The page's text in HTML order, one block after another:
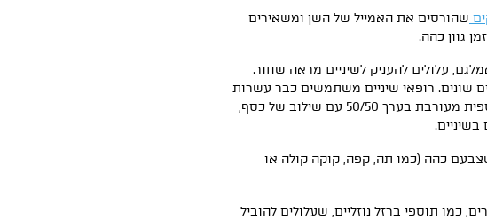
שהורסים את האמייל של השן ומשאירים
גוון כהה.
עלולים להעניק לשיניים מראה שחור.
שונים. רופאי שיניים משתמשים כבר עשרות
בשנים בסגסוגת של כספית בגוון כסוף (כספית מעורבת בערך 50/50 עם שילוב של כסף,
כהה (כמו תה, קפה, קוקה קולה או
כמו תוספי ברזל נוזליים, שעלולים להוביל